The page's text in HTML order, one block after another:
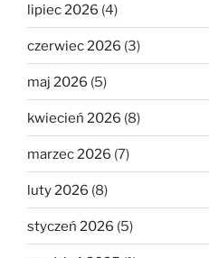
lipiec 2026 (4)
czerwiec 2026 (3)
maj 2026 (5)
kwiecień 2026 (8)
marzec 2026 (7)
luty 2026 (8)
styczeń 2026 (5)